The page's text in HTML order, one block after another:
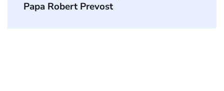
Papa Robert Prevost